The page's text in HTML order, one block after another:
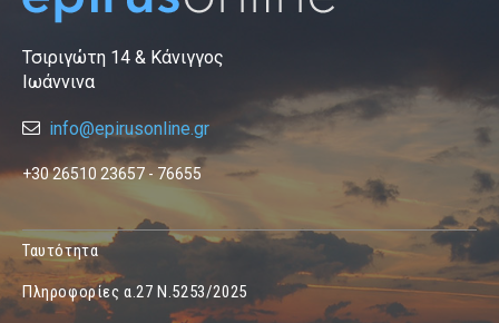
Τσιριγώτη 14 & Κάνιγγος
Ιωάννινα
info@epirusonline.gr
+30 26510 23657 - 76655
Ταυτότητα
Πληροφορίες α.27 Ν.5253/2025